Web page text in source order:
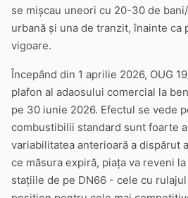
se mișcau uneori cu 20-30 de
urbană și una de tranzit, înainte ca
vigoare.
Începând din 1 aprilie 2026, OUG
plafon al adaosului comercial la
pe 30 iunie 2026. Efectul se vede
combustibilii standard sunt foarte
variabilitatea anterioară a dispărut
ce măsura expiră, piața va reveni
stațiile de pe DN66 - cele cu